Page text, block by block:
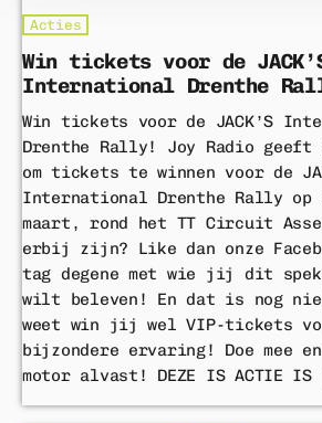
Acties
Win tickets voor de
International Drenthe
Win tickets voor de JACK’S
Drenthe Rally! Joy Radio geeft
om tickets te winnen voor de
International Drenthe Rally op
maart, rond het TT Circuit
erbij zijn? Like dan onze
tag degene met wie jij dit
wilt beleven! En dat is nog
weet win jij wel VIP-tickets
bijzondere ervaring! Doe mee
motor alvast! DEZE IS ACTIE